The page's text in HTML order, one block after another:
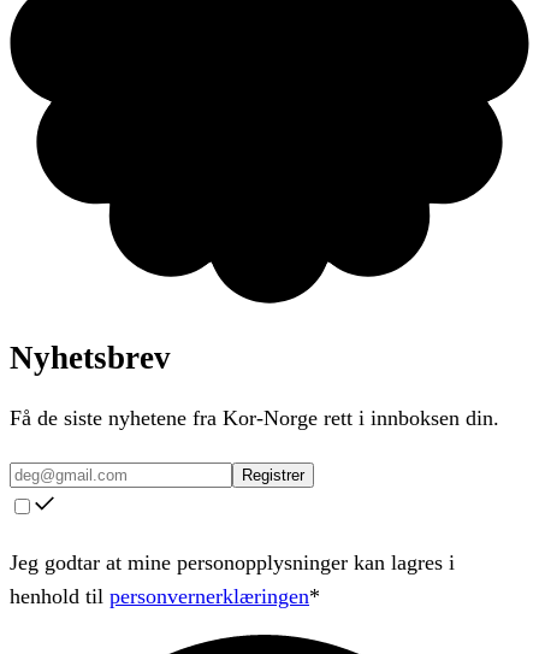
Nyhetsbrev
Få de siste nyhetene fra Kor-Norge rett i innboksen din.
Registrer
Jeg godtar at mine personopplysninger kan lagres i
henhold til personvernerklæringen*